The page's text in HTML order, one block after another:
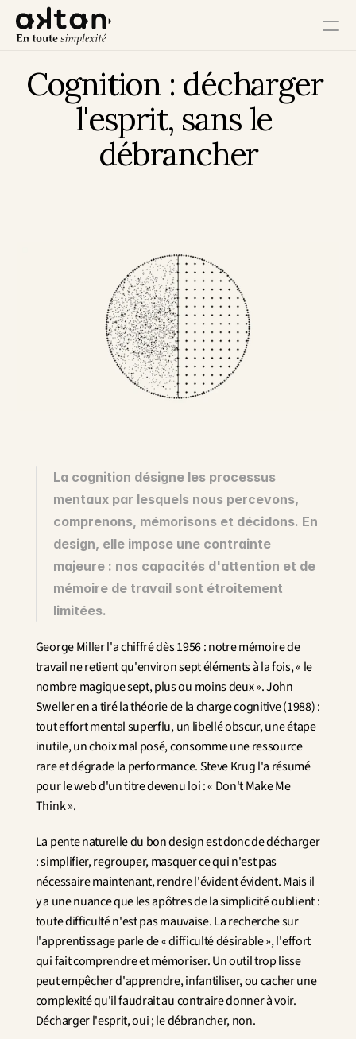
Formation
Impact Croissance
Impact Opérations
Sciences humaines et sociales
Intelligence artificielle
Aérospatial
Défense
Santé & Care
Immobilier
Banque et Assurance
Mobilité et Transport
Énergie
Digital & Tech
Cognition : décharger
l'esprit, sans le
débrancher
La cognition désigne les processus
mentaux par lesquels nous percevons,
comprenons, mémorisons et décidons. En
design, elle impose une contrainte
majeure : nos capacités d'attention et de
mémoire de travail sont étroitement
limitées.
George Miller l'a chiffré dès 1956 : notre mémoire de
travail ne retient qu'environ sept éléments à la fois, « le
nombre magique sept, plus ou moins deux ». John
Sweller en a tiré la théorie de la charge cognitive (1988) :
tout effort mental superflu, un libellé obscur, une étape
inutile, un choix mal posé, consomme une ressource
rare et dégrade la performance. Steve Krug l'a résumé
pour le web d'un titre devenu loi : « Don't Make Me
Think ».
La pente naturelle du bon design est donc de décharger
: simplifier, regrouper, masquer ce qui n'est pas
nécessaire maintenant, rendre l'évident évident. Mais il
y a une nuance que les apôtres de la simplicité oublient :
toute difficulté n'est pas mauvaise. La recherche sur
l'apprentissage parle de « difficulté désirable », l'effort
qui fait comprendre et mémoriser. Un outil trop lisse
peut empêcher d'apprendre, infantiliser, ou cacher une
complexité qu'il faudrait au contraire donner à voir.
Décharger l'esprit, oui ; le débrancher, non.